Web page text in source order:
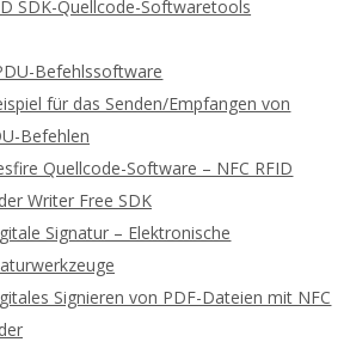
SDK-Quellcode-Softwaretools
Befehlssoftware
für das Senden/Empfangen von
Befehlen
Quellcode-Software – NFC RFID
Writer Free SDK
Signatur – Elektronische
Signieren von PDF-Dateien mit NFC